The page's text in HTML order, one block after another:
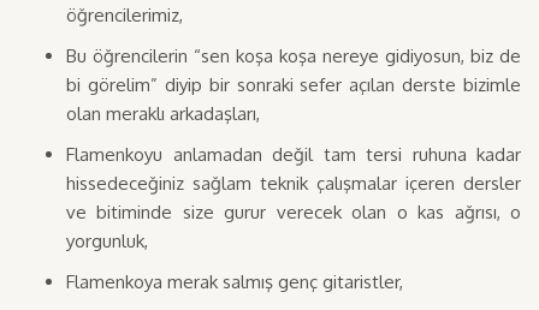
öğrencilerimiz,
Bu öğrencilerin “sen koşa koşa nereye gidiyosun, biz de
bi görelim” diyip bir sonraki sefer açılan derste bizimle
olan meraklı arkadaşları,
Flamenkoyu anlamadan değil tam tersi ruhuna kadar
hissedeceğiniz sağlam teknik çalışmalar içeren dersler
ve bitiminde size gurur verecek olan o kas ağrısı, o
yorgunluk,
Flamenkoya merak salmış genç gitaristler,